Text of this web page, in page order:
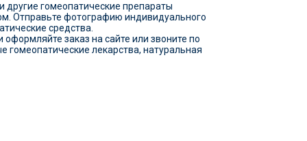
другие гомеопатические препараты
Отправьте фотографию индивидуального
средства.
заказ на сайте или звоните по
лекарства, натуральная